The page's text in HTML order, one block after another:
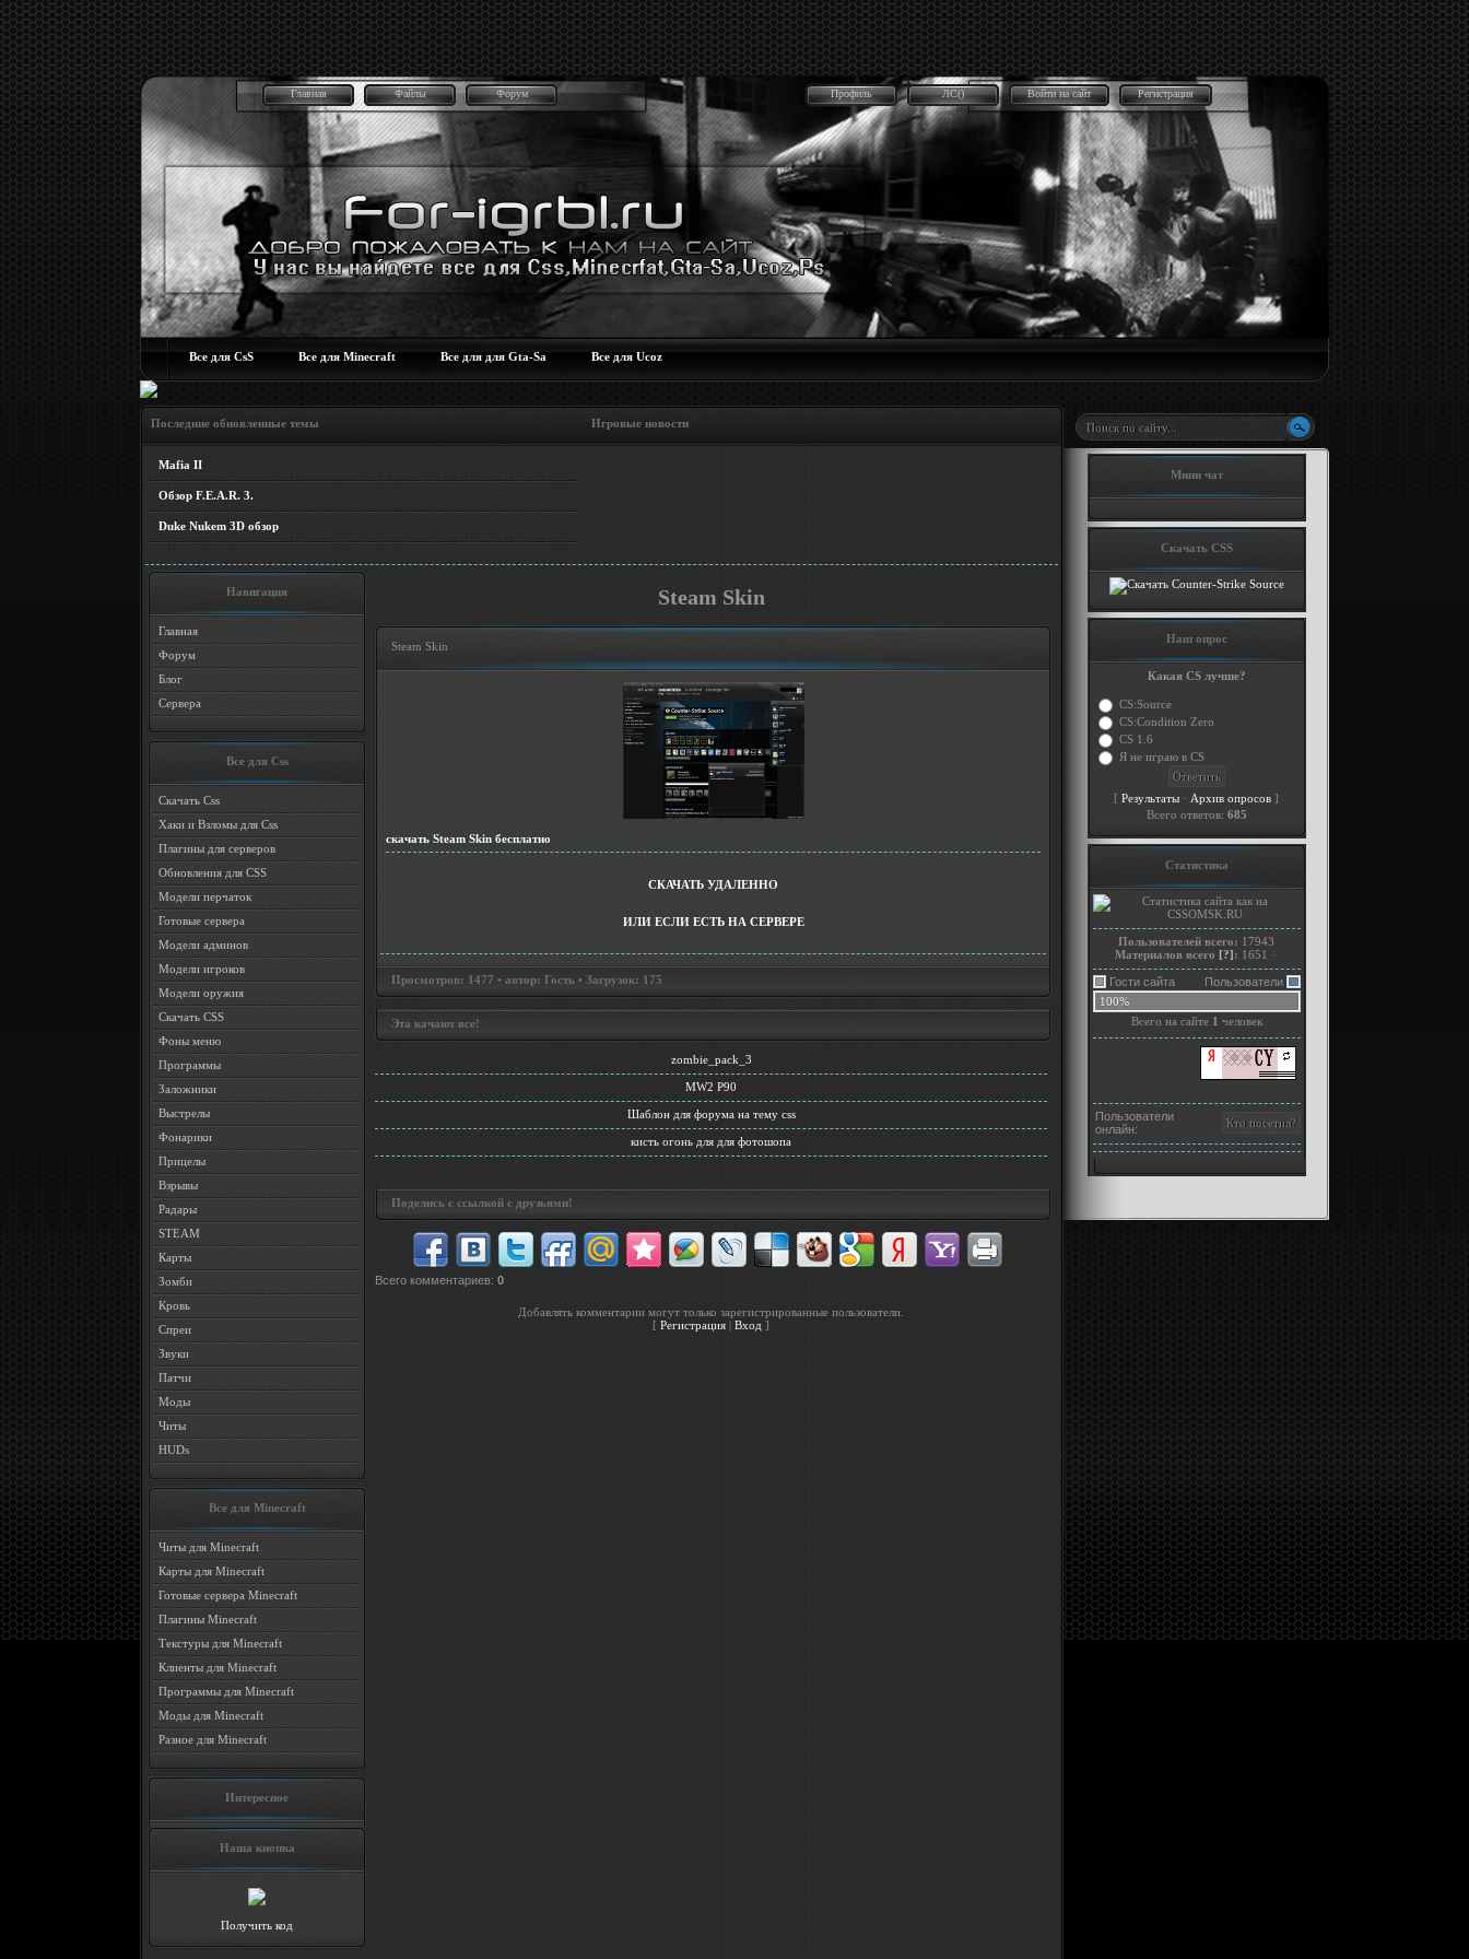
Главная Файлы Форум Профиль ЛС() Войти на сайт Регистрация
Все для CsS Все для Minecraft Все для для Gta-Sa Все для Ucoz
Последние обновленные темы Игровые новости
Mafia II
Обзор F.E.A.R. 3.
Duke Nukem 3D обзор
Навигация
Главная
Форум
Блог
Сервера
Все для Css
Скачать Css
Хаки и Взломы для Css
Плагины для серверов
Обновления для CSS
Модели перчаток
Готовые сервера
Модели админов
Модели игроков
Модели оружия
Скачать CSS
Фоны меню
Программы
Заложники
Выстрелы
Фонарики
Прицелы
Взрывы
Радары
STEAM
Карты
Зомби
Кровь
Спреи
Звуки
Патчи
Моды
Читы
HUDs
Все для Minecraft
Читы для Minecraft
Карты для Minecraft
Готовые сервера Minecraft
Плагины Minecraft
Текстуры для Minecraft
Клиенты для Minecraft
Программы для Minecraft
Моды для Minecraft
Разное для Minecraft
Интересное
Наша кнопка
Получить код
Steam Skin
Steam Skin
скачать Steam Skin бесплатно
СКАЧАТЬ УДАЛЕННО
ИЛИ ЕСЛИ ЕСТЬ НА СЕРВЕРЕ
Просмотров: 1477 • автор: Гость • Загрузок: 175
Эта качают все!
zombie_pack_3
MW2 P90
Шаблон для форума на тему css
кисть огонь для для фотошопа
Поделись с ссылкой с друзьями!
Всего комментариев: 0
Добавлять комментарии могут только зарегистрированные пользователи.
[ Регистрация Вход ]
Мини чат
Скачать CSS
Наш опрос
Какая CS лучше?
CS:Source
CS:Condition Zero
CS 1.6
Я не играю в CS
[ Результаты · Архив опросов ]
Всего ответов: 685
Статистика
Пользователей всего: 17943
Материалов всего [?]: 1651 +
Гости сайта
Пользователи
100%
Всего на сайте 1 человек
Пользователи
онлайн: